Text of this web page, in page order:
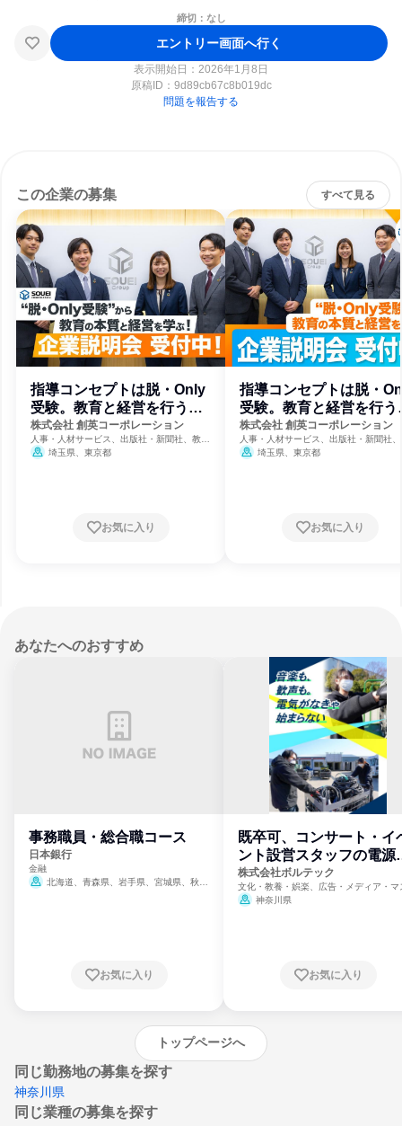
締切：なし
エントリー画面へ行く
表示開始日：2026年1月8日
原稿ID： 9d89cb67c8b019dc
問題を報告する
この企業の募集 すべて見る
指導コンセプトは脱・Only
受験。教育と経営を行う企
画職候補
株式会社 創英コーポレーション
人事・人材サービス、出版社・新聞社、教育
支援サービス
埼玉県、東京都
お気に入り
指導コンセプトは脱・
受験。教育と経営を行う
室長候補
株式会社 創英コーポレーション
人事・人材サービス、出版社・新聞社
支援サービス
埼玉県、東京都
お気に入り
あなたへのおすすめ
事務職員・総合職コース
日本銀行
金融
北海道、青森県、岩手県、宮城県、秋田
崎県、熊本県、大分県、宮崎県、鹿児島県、
お気に入り
既卒可、コンサート・イ
ント設営スタッフの電源
門
株式会社ボルテック
文化・教養・娯楽、広告・メディア・マ
ミ、電力・ガス・水道・エネルギー
神奈川県
お気に入り
トップページへ
同じ勤務地の募集を探す
神奈川県
同じ業種の募集を探す